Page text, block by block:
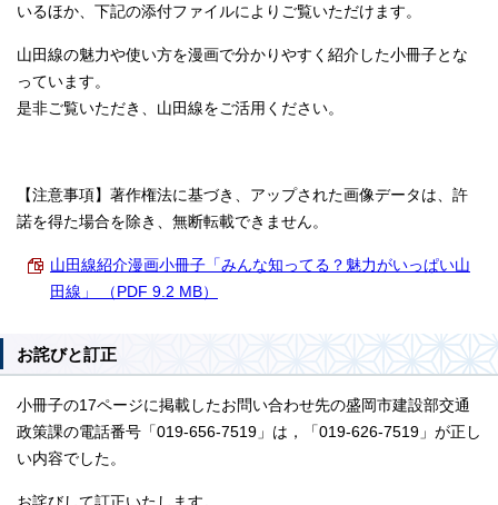
いるほか、下記の添付ファイルによりご覧いただけます。
山田線の魅力や使い方を漫画で分かりやすく紹介した小冊子とな
っています。
是非ご覧いただき、山田線をご活用ください。
【注意事項】著作権法に基づき、アップされた画像データは、許
諾を得た場合を除き、無断転載できません。
山田線紹介漫画小冊子「みんな知ってる？魅力がいっぱい山
田線」 （PDF 9.2 MB）
お詫びと訂正
小冊子の17ページに掲載したお問い合わせ先の盛岡市建設部交通
政策課の電話番号「019-656-7519」は，「019-626-7519」が正し
い内容でした。